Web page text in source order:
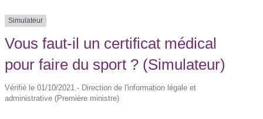
Simulateur
Vous faut-il un certificat médical
pour faire du sport ? (Simulateur)
Vérifié le 01/10/2021 - Direction de l'information légale et
administrative (Première ministre)